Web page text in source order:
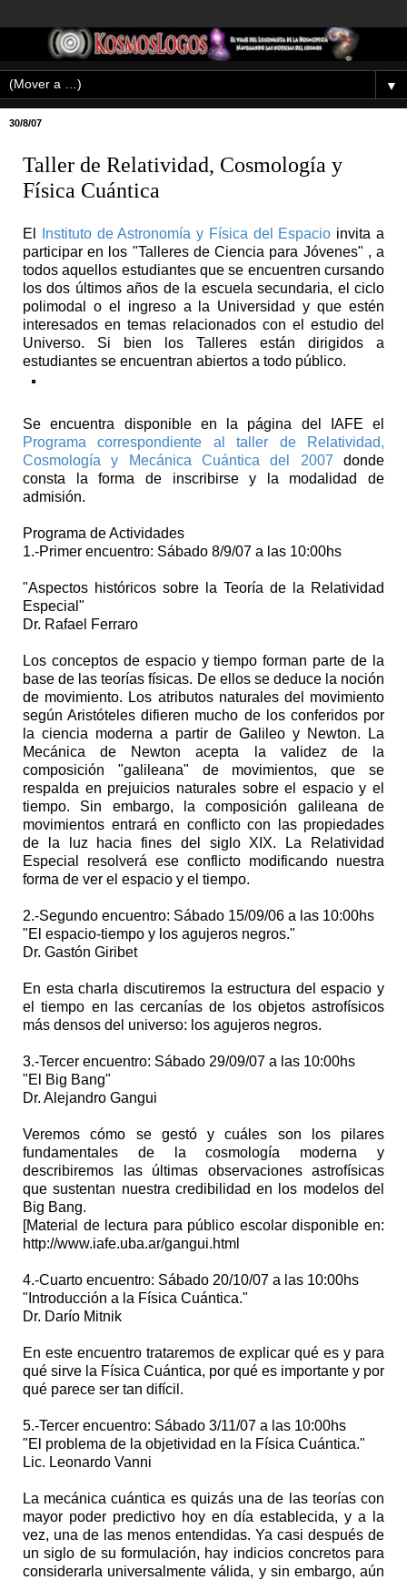
▼
30/8/07
Taller de Relatividad, Cosmología y
Física Cuántica
El Instituto de Astronomí­a y Fí­sica del Espacio invita a
participar en los "Talleres de Ciencia para Jóvenes" , a
todos aquellos estudiantes que se encuentren cursando
los dos últimos años de la escuela secundaria, el ciclo
polimodal o el ingreso a la Universidad y que estén
interesados en temas relacionados con el estudio del
Universo. Si bien los Talleres están dirigidos a
estudiantes se encuentran abiertos a todo público.
Se encuentra disponible en la página del IAFE el
Programa correspondiente al taller de Relatividad,
Cosmología y Mecánica Cuántica del 2007 donde
consta la forma de inscribirse y la modalidad de
admisión.
Programa de Actividades
1.-Primer encuentro: Sábado 8/9/07 a las 10:00hs
"Aspectos históricos sobre la Teoría de la Relatividad
Especial"
Dr. Rafael Ferraro
Los conceptos de espacio y tiempo forman parte de la
base de las teorías físicas. De ellos se deduce la noción
de movimiento. Los atributos naturales del movimiento
según Aristóteles difieren mucho de los conferidos por
la ciencia moderna a partir de Galileo y Newton. La
Mecánica de Newton acepta la validez de la
composición "galileana" de movimientos, que se
respalda en prejuicios naturales sobre el espacio y el
tiempo. Sin embargo, la composición galileana de
movimientos entrará en conflicto con las propiedades
de la luz hacia fines del siglo XIX. La Relatividad
Especial resolverá ese conflicto modificando nuestra
forma de ver el espacio y el tiempo.
2.-Segundo encuentro: Sábado 15/09/06 a las 10:00hs
"El espacio-tiempo y los agujeros negros."
Dr. Gastón Giribet
En esta charla discutiremos la estructura del espacio y
el tiempo en las cercanías de los objetos astrofísicos
más densos del universo: los agujeros negros.
3.-Tercer encuentro: Sábado 29/09/07 a las 10:00hs
"El Big Bang"
Dr. Alejandro Gangui
Veremos cómo se gestó y cuáles son los pilares
fundamentales de la cosmología moderna y
describiremos las últimas observaciones astrofísicas
que sustentan nuestra credibilidad en los modelos del
Big Bang.
[Material de lectura para público escolar disponible en:
http://www.iafe.uba.ar/gangui.html
4.-Cuarto encuentro: Sábado 20/10/07 a las 10:00hs
"Introducción a la Física Cuántica."
Dr. Darío Mitnik
En este encuentro trataremos de explicar qué es y para
qué sirve la Física Cuántica, por qué es importante y por
qué parece ser tan difícil.
5.-Tercer encuentro: Sábado 3/11/07 a las 10:00hs
"El problema de la objetividad en la Física Cuántica."
Lic. Leonardo Vanni
La mecánica cuántica es quizás una de las teorías con
mayor poder predictivo hoy en día establecida, y a la
vez, una de las menos entendidas. Ya casi después de
un siglo de su formulación, hay indicios concretos para
considerarla universalmente válida, y sin embargo, aún